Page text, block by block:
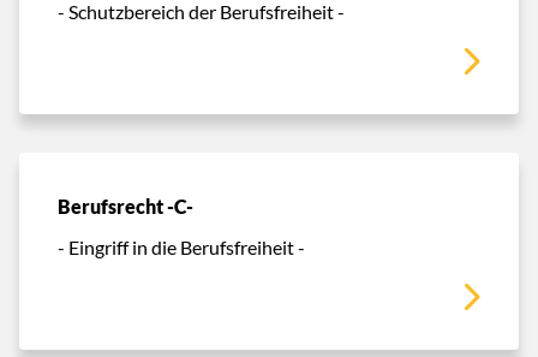
- Schutzbereich der Berufsfreiheit -
Berufsrecht -C-
- Eingriff in die Berufsfreiheit -